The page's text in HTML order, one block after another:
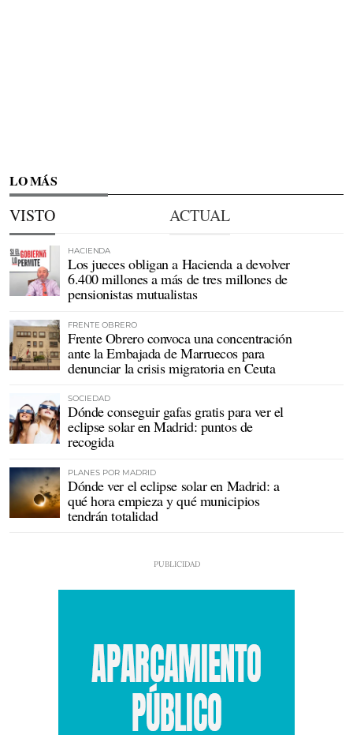
LO MÁS
VISTO ACTUAL
HACIENDA
Los jueces obligan a Hacienda a devolver
6.400 millones a más de tres millones de
pensionistas mutualistas
FRENTE OBRERO
Frente Obrero convoca una concentración
ante la Embajada de Marruecos para
denunciar la crisis migratoria en Ceuta
SOCIEDAD
Dónde conseguir gafas gratis para ver el
eclipse solar en Madrid: puntos de
recogida
PLANES POR MADRID
Dónde ver el eclipse solar en Madrid: a
qué hora empieza y qué municipios
tendrán totalidad